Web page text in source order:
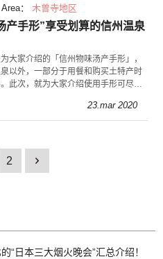
Area： 木曾寺地区
产手形”享受划算的信州温泉
大家介绍的「信州物味汤产手形」，
以外，一部分于用餐和购买土特产时
此次，就为大家介绍使用手形可尽情
23.mar 2020
2 1
“日本三大烟火晚会”汇总介绍！